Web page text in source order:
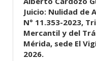
Juicio: Nulidad de
N° 11.353-2023,
Mercantil y del
Mérida, sede El
2026.